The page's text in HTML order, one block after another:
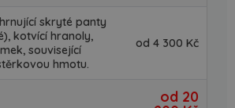
skryté panty
kotvící hranoly,
související
hmotu.
od 4 300 Kč
od 20